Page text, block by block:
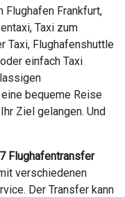
Flughafen Frankfurt,
Taxi zum
Taxi, Flughafenshuttle
einfach Taxi
bequeme Reise
Ziel gelangen. Und
Flughafentransfer
verschiedenen
Der Transfer kann